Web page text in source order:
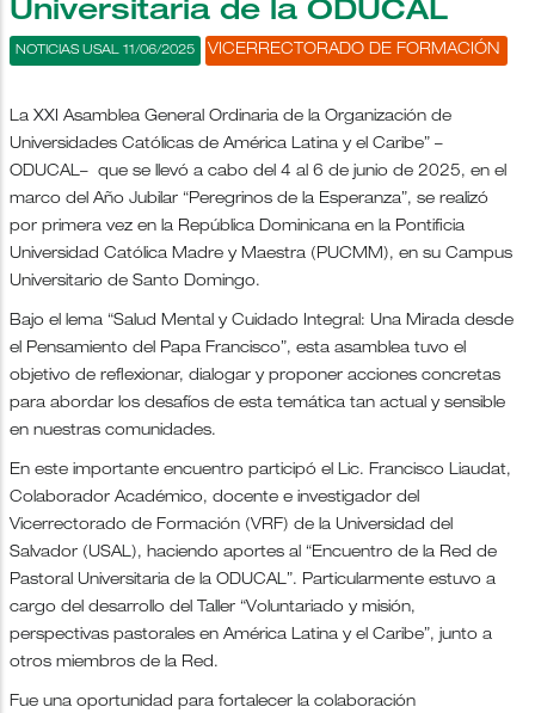
Universitaria de la ODUCAL
VICERRECTORADO DE FORMACIÓN
NOTICIAS USAL 11/06/2025
La XXI Asamblea General Ordinaria de la Organización de
Universidades Católicas de América Latina y el Caribe” –
ODUCAL– que se llevó a cabo del 4 al 6 de junio de 2025, en el
marco del Año Jubilar “Peregrinos de la Esperanza”, se realizó
por primera vez en la República Dominicana en la Pontificia
Universidad Católica Madre y Maestra (PUCMM), en su Campus
Universitario de Santo Domingo.
Bajo el lema “Salud Mental y Cuidado Integral: Una Mirada desde
el Pensamiento del Papa Francisco”, esta asamblea tuvo el
objetivo de reflexionar, dialogar y proponer acciones concretas
para abordar los desafíos de esta temática tan actual y sensible
en nuestras comunidades.
En este importante encuentro participó el Lic. Francisco Liaudat,
Colaborador Académico, docente e investigador del
Vicerrectorado de Formación (VRF) de la Universidad del
Salvador (USAL), haciendo aportes al “Encuentro de la Red de
Pastoral Universitaria de la ODUCAL”. Particularmente estuvo a
cargo del desarrollo del Taller “Voluntariado y misión,
perspectivas pastorales en América Latina y el Caribe”, junto a
otros miembros de la Red.
Fue una oportunidad para fortalecer la colaboración